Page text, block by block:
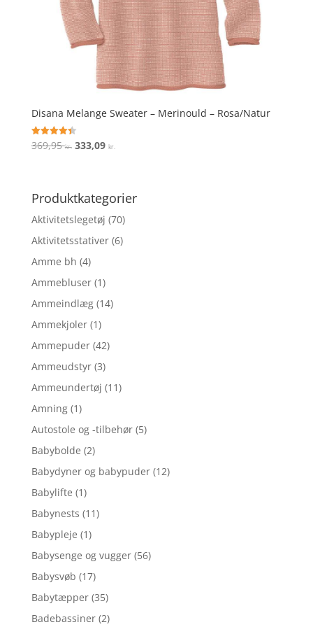
Disana Melange Sweater – Merinould – Rosa/Natur
Vurderet
4.4
369,95kr. Den
var:
369,95 kr..
333,09 kr.
er:
Produktkategorier
Aktivitetslegetøj (70)
Aktivitetsstativer (6)
Amme bh (4)
Ammebluser (1)
Ammeindlæg (14)
Ammekjoler (1)
Ammepuder (42)
Ammeudstyr (3)
Ammeundertøj (11)
Amning (1)
Autostole og -tilbehør (5)
Babybolde (2)
Babydyner og babypuder (12)
Babylifte (1)
Babynests (11)
Babypleje (1)
Babysenge og vugger (56)
Babysvøb (17)
Babytæpper (35)
Badebassiner (2)